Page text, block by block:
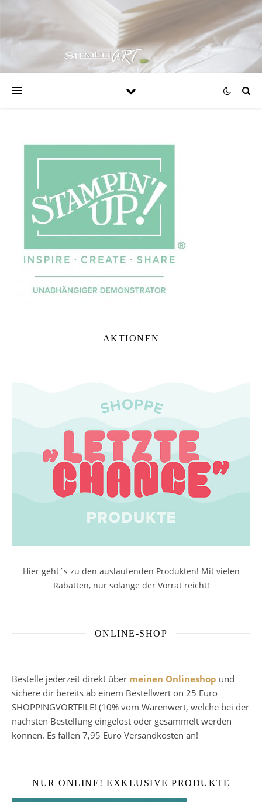
AKTIONEN
Hier geht´s zu den auslaufenden Produkten! Mit vielen
Rabatten, nur solange der Vorrat reicht!
ONLINE-SHOP
Bestelle jederzeit direkt über meinen Onlineshop und
sichere dir bereits ab einem Bestellwert on 25 Euro
SHOPPINGVORTEILE! (10% vom Warenwert, welche bei der
nächsten Bestellung eingelöst oder gesammelt werden
können. Es fallen 7,95 Euro Versandkosten an!
NUR ONLINE! EXKLUSIVE PRODUKTE